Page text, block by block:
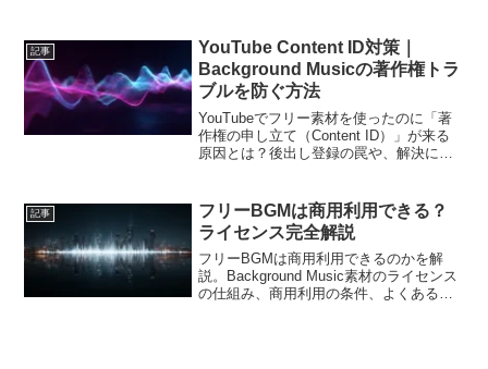
記事
YouTube Content ID対策｜
Background Musicの著作権トラ
ブルを防ぐ方法
YouTubeでフリー素材を使ったのに「著
作権の申し立て（Content ID）」が来る
原因とは？後出し登録の罠や、解決に時
Background Musicの選び方をご紹介しま
す。
記事
フリーBGMは商用利用できる？
ライセンス完全解説
フリーBGMは商用利用できるのかを解
説。Background Music素材のライセンス
の仕組み、商用利用の条件、よくある著